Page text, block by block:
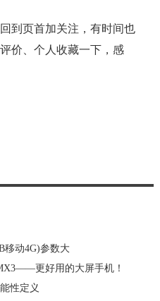
到页首加关注，有时间也
价、个人收藏一下，感
移动4G)参数大
更好用的大屏手机！
性定义